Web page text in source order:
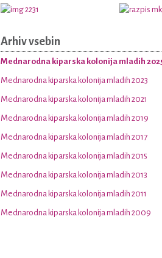
Arhiv vsebin
Mednarodna kiparska kolonija mladih
Mednarodna kiparska kolonija mladih 2023
Mednarodna kiparska kolonija mladih 2021
Mednarodna kiparska kolonija mladih 2019
Mednarodna kiparska kolonija mladih 2017
Mednarodna kiparska kolonija mladih 2015
Mednarodna kiparska kolonija mladih 2013
Mednarodna kiparska kolonija mladih 2011
Mednarodna kiparska kolonija mladih 2009